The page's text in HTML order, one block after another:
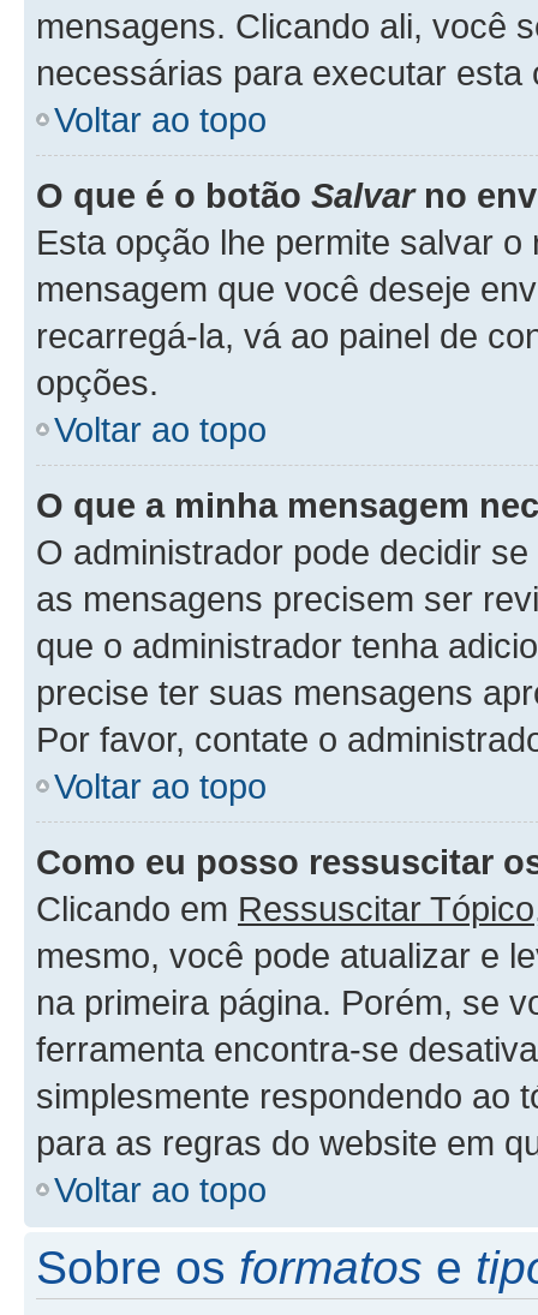
mensagens. Clicando ali, você
necessárias para executar esta
Voltar ao topo
O que é o botão Salvarno
Esta opção lhe permite salvar
mensagem que você deseje
recarregá-la, vá ao painel de
opções.
Voltar ao topo
O que a minha mensagem
O administrador pode decidir
as mensagens precisem ser
que o administrador tenha
precise ter suas mensagens
Por favor, contate o
Voltar ao topo
Como eu posso ressuscitar
Clicando em Ressuscitar Tópico
mesmo, você pode atualizar e
na primeira página. Porém, se
ferramenta encontra-se
simplesmente respondendo ao
para as regras do website em
Voltar ao topo
Sobre os formatos e